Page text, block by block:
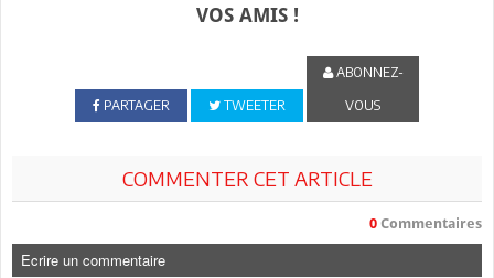
VOS AMIS !
PARTAGER TWEETER
ABONNEZ-
VOUS
COMMENTER CET ARTICLE
0 Commentaires
Ecrire un commentaire